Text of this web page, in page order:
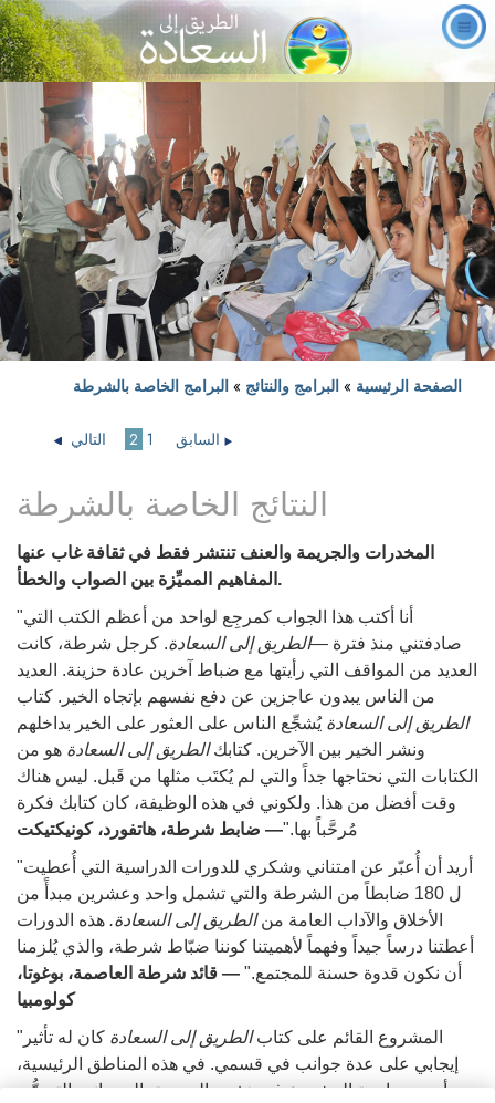
الصفحة الرئيسية » البرامج والنتائج » البرامج الخاصة بالشرطة
التالي 1
2 السابق
النتائج الخاصة بالشرطة
المخدرات والجريمة والعنف تنتشر فقط في ثقافة غاب عنها
المفاهيم المميِّزة بين الصواب والخطأ.
"أنا أكتب هذا الجواب كمرجِع لواحد من أعظم الكتب التي
صادفتني منذ فترة —الطريق إلى السعادة. كرجل شرطة، كانت
العديد من المواقف التي رأيتها مع ضباط آخرين عادة حزينة. العديد
من الناس يبدون عاجزين عن دفع نفسهم بإتجاه الخير. كتاب
الطريق إلى السعادة يُشجِّع الناس على العثور على الخير بداخلهم
ونشر الخير بين الآخرين. كتابكالطريق إلى السعادة هو من
الكتابات التي نحتاجها جداً والتي لم يُكتَب مثلها من قَبل. ليس هناك
وقت أفضل من هذا. ولكوني في هذه الوظيفة، كان كتابك فكرة
مُرحَّباً بها."— ضابط شرطة، هاتفورد، كونيكتيكت
"أريد أن أُعبّر عن امتناني وشكري للدورات الدراسية التي أُعطيت
ل 180 ضابطاً من الشرطة والتي تشمل واحد وعشرين مبدأً من
الأخلاق والآداب العامة منالطريق إلى السعادة. هذه الدورات
أعطتنا درساً جيداً وفهماً لأهميتنا كوننا ضبّاط شرطة، والذي يُلزمنا
أن نكون قدوة حسنة للمجتمع." — قائد شرطة العاصمة، بوغوتا،
كولومبيا
"المشروع القائم على كتابالطريق إلى السعادة كان له تأثير
إيجابي على عدة جوانب في قسمي. في هذه المناطق الرئيسية،
رأيت مساهمة المشروع في خفض الجريمة، إلى جانب التحسُّن